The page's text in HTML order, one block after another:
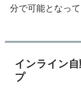
分で可能となって
インライン自
プ